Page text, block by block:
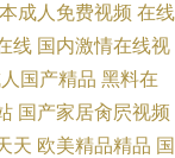
成人免费视频 在线
线 国内激情在线视
国产精品 黑料在
国产家居肏屄视频
天 欧美精品精品 国